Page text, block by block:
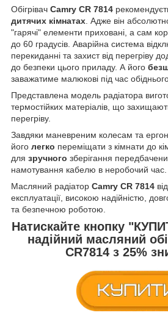
Обігрівач Camry CR 7814
дитячих кімнатах . Адже він
"гарячі" елементи приховані, а сам
до 60 градусів. Аварійна система
перекиданні та захист від перегріву
до безпеки цього приладу. А його
заважатиме малюкові під час
Представлена модель радіатора
термостійких матеріалів, що
перегріву.
Завдяки маневреним колесам та
його легко переміщати з кімнати до
для зручного зберігання
намотування кабелю в неробочий час.
Масляний радіатор Camry CR 7814
експлуатації, високою надійністю,
та безпечною роботою.
Натискайте кнопку
надійний масляний
CR7814 з 25%